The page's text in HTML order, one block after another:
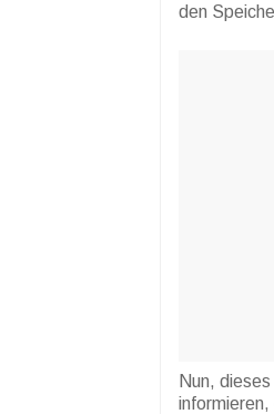
den
Nun,